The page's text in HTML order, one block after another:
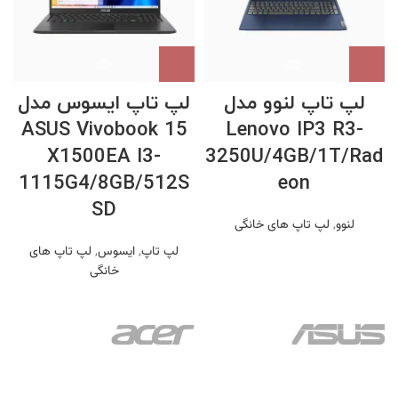
لپ تاپ لنوو مدل
Lenovo IP3 R3-
3250U/4GB/1T/Rad
eon
لنوو, لپ تاپ های خانگی
لپ تاپ ایسوس مدل
ASUS Vivobook 15
X1500EA I3-
1115G4/8GB/512S
SD
لپ تاپ,ایسوس, لپ تاپ های
خانگی